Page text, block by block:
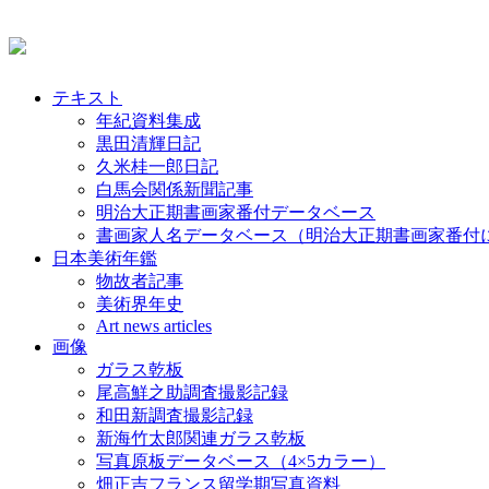
テキスト
年紀資料集成
黒田清輝日記
久米桂一郎日記
白馬会関係新聞記事
明治大正期書画家番付データベース
書画家人名データベース（明治大正期書画家番付
日本美術年鑑
物故者記事
美術界年史
Art news articles
画像
ガラス乾板
尾高鮮之助調査撮影記録
和田新調査撮影記録
新海竹太郎関連ガラス乾板
写真原板データベース（4×5カラー）
畑正吉フランス留学期写真資料